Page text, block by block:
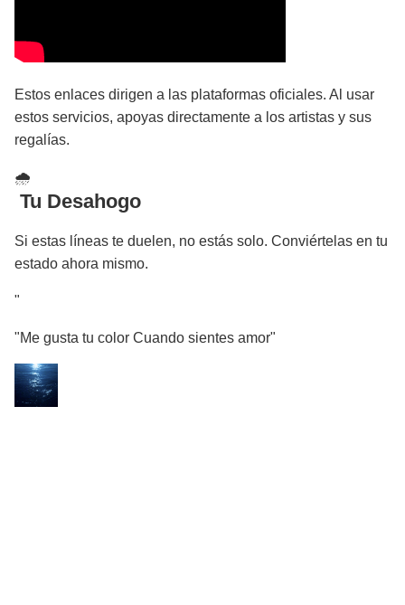
Estos enlaces dirigen a las plataformas oficiales. Al usar
estos servicios, apoyas directamente a los artistas y sus
regalías.
🌧
️ Tu Desahogo
Si estas líneas te duelen, no estás solo. Conviértelas en tu
estado ahora mismo.
"
"Me gusta tu color Cuando sientes amor"